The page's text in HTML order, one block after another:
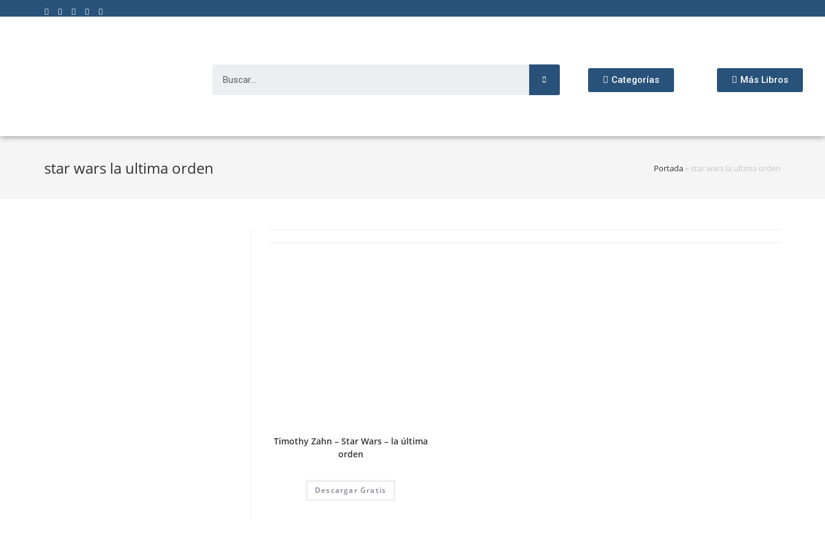
Categorías Más Libros
star wars la ultima orden Portada » star wars la ultima orden
Timothy Zahn – Star Wars – la última
orden
Descargar Gratis